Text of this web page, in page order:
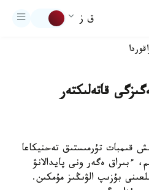
ق ز
اقوردا
قاتەلىكتەر
قىمبات تۇرمىستىق تەحنيكاعا
ءبىراق ەگەر ونى پايدالانۋ
بۇزىپ الۋىڭىز مۇمكىن.